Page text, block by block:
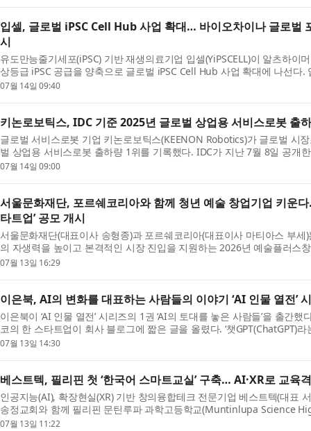
입셀, 글로벌 iPSC Cell Hub 사업 확대… 바이오차이나 글로벌
시
유도만능줄기세포(iPSC) 기반 재생의료기업 입셀(YiPSCELL)이 알츠하이
상등급 iPSC 공급을 양축으로 글로벌 iPSC Cell Hub 사업 확대에 나선다
지 서울 강서구 마곡 서울창업허브 M+에서 열린 ‘BIO...
07월 14일 09:40
키논로보틱스, IDC 기준 2025년 글로벌 상업용 서비스로봇 출
글로벌 서비스로봇 기업 키논로보틱스(KEENON Robotics)가 글로벌 시
벌 상업용 서비스로봇 출하량 1위를 기록했다. IDC가 지난 7월 8일 공개
2025년 전 세계 상업용 서비스로봇 출하량은 약 15만5000...
07월 14일 09:00
서울문화재단, 포르쉐코리아와 함께 청년 예술 창업기업 키운
타트업’ 공모 개시
서울문화재단(대표이사 송형종)과 포르쉐코리아(대표이사 마티아스 부
의 자생력을 높이고 본격적인 시장 진입을 지원하는 2026년 예술플러스
모를 7월 13일(월)부터 27일(월) 18시까지 진행한다...
07월 13일 16:29
이은북, AI의 변화를 대표하는 사람들의 이야기 ‘AI 인물 열전’
이은북이 ‘AI 인물 열전’ 시리즈의 1권 ‘AI의 토대를 놓은 사람들’을 출간
코의 한 스타트업이 회사 블로그에 짧은 글을 올렸다. ‘챗GPT(ChatGPT)
로 공개합니다.’ 그다음에 일어난 일을 우리는 모...
07월 13일 14:30
베스트텍, 필리핀 첫 ‘한국어 스마트교실’ 구축… AI·XR로 교육
인공지능(AI), 확장현실(XR) 기반 창의융합테크 전문기업 베스트텍(대표
송정교회와 함께 필리핀 문틴루파 과학고등학교(Muntinlupa Science
마트교실을 구축하며 AI와 XR 기술을 활용한 글로벌 ...
07월 13일 11:22